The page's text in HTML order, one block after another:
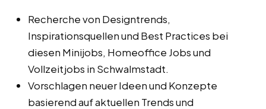
Recherche von Designtrends,
Inspirationsquellen und Best Practices bei
diesen Minijobs, Homeoffice Jobs und
Vollzeitjobs in Schwalmstadt.
Vorschlagen neuer Ideen und Konzepte
basierend auf aktuellen Trends und